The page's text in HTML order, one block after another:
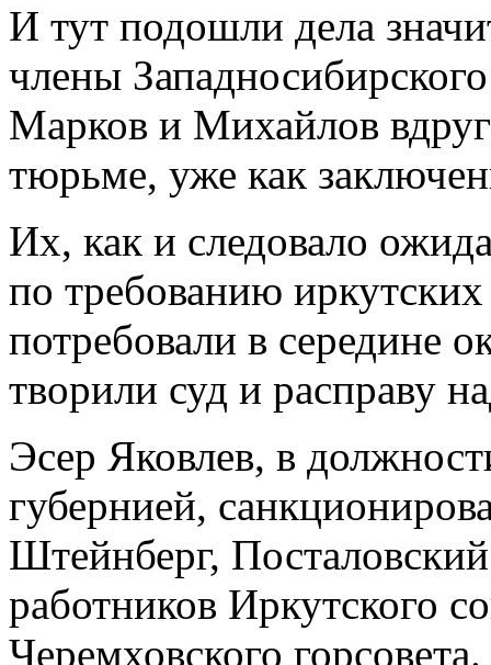
И тут подошли дела
члены
Марков и Михайлов
тюрьме, уже как
Их, как и следовало
по требованию
потребовали в середине
творили суд и расправу
Эсер Яковлев, в
губернией,
Штейнберг,
работников Иркутского
Черемховского